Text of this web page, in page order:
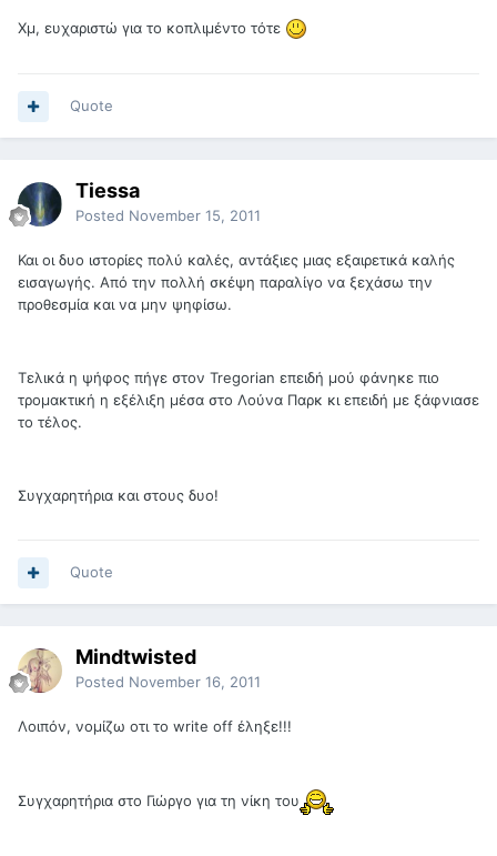
Χμ, ευχαριστώ για το κοπλιμέντο τότε
Quote
Tiessa
Posted November 15, 2011
Και οι δυο ιστορίες πολύ καλές, αντάξιες μιας εξαιρετικά καλής
εισαγωγής. Από την πολλή σκέψη παραλίγο να ξεχάσω την
προθεσμία και να μην ψηφίσω.
Τελικά η ψήφος πήγε στον Tregorian επειδή μού φάνηκε πιο
τρομακτική η εξέλιξη μέσα στο Λούνα Παρκ κι επειδή με ξάφνιασε
το τέλος.
Συγχαρητήρια και στους δυο!
Quote
Mindtwisted
Posted November 16, 2011
Λοιπόν, νομίζω οτι το write off έληξε!!!
Συγχαρητήρια στο Γιώργο για τη νίκη του